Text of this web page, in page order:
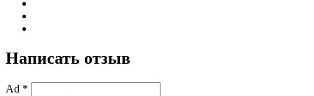
Написать отзыв
Ad *